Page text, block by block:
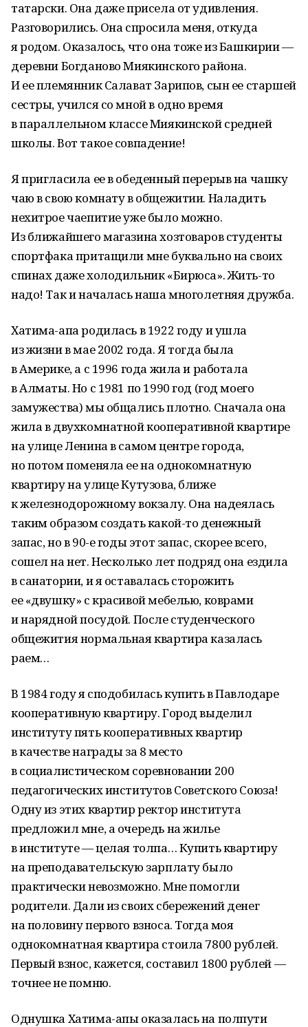
татарски. Она даже присела от удивления.
Разговорились. Она спросила меня, откуда
я родом. Оказалось, что она тоже из Башкирии —
деревни Богданово Миякинского района.
И ее племянник Салават Зарипов, сын ее старшей
сестры, учился со мной в одно время
в параллельном классе Миякинской средней
школы. Вот такое совпадение!
Я пригласила ее в обеденный перерыв на чашку
чаю в свою комнату в общежитии. Наладить
нехитрое чаепитие уже было можно.
Из ближайшего магазина хозтоваров студенты
спортфака притащили мне буквально на своих
спинах даже холодильник «Бирюса». Жить-то
надо! Так и началась наша многолетняя дружба.
Хатима-апа родилась в 1922 году и ушла
из жизни в мае 2002 года. Я тогда была
в Америке, а с 1996 года жила и работала
в Алматы. Но с 1981 по 1990 год (год моего
замужества) мы общались плотно. Сначала она
жила в двухкомнатной кооперативной квартире
на улице Ленина в самом центре города,
но потом поменяла ее на однокомнатную
квартиру на улице Кутузова, ближе
к железнодорожному вокзалу. Она надеялась
таким образом создать какой-то денежный
запас, но в 90-е годы этот запас, скорее всего,
сошел на нет. Несколько лет подряд она ездила
в санатории, и я оставалась сторожить
ее «двушку» с красивой мебелью, коврами
и нарядной посудой. После студенческого
общежития нормальная квартира казалась
раем…
В 1984 году я сподобилась купить в Павлодаре
кооперативную квартиру. Город выделил
институту пять кооперативных квартир
в качестве награды за 8 место
в социалистическом соревновании 200
педагогических институтов Советского Союза!
Одну из этих квартир ректор института
предложил мне, а очередь на жилье
в институте — целая толпа… Купить квартиру
на преподавательскую зарплату было
практически невозможно. Мне помогли
родители. Дали из своих сбережений денег
на половину первого взноса. Тогда моя
однокомнатная квартира стоила 7800 рублей.
Первый взнос, кажется, составил 1800 рублей —
точнее не помню.
Однушка Хатима-апы оказалась на полпути